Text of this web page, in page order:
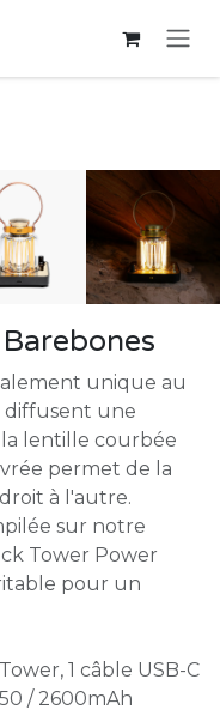
unique au
diffusent une
lentille courbée
permet de la
à l'autre.
sur notre
Tower Power
pour un
1 câble USB-C
/ 2600mAh